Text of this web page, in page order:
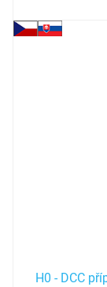
H0 - DCC